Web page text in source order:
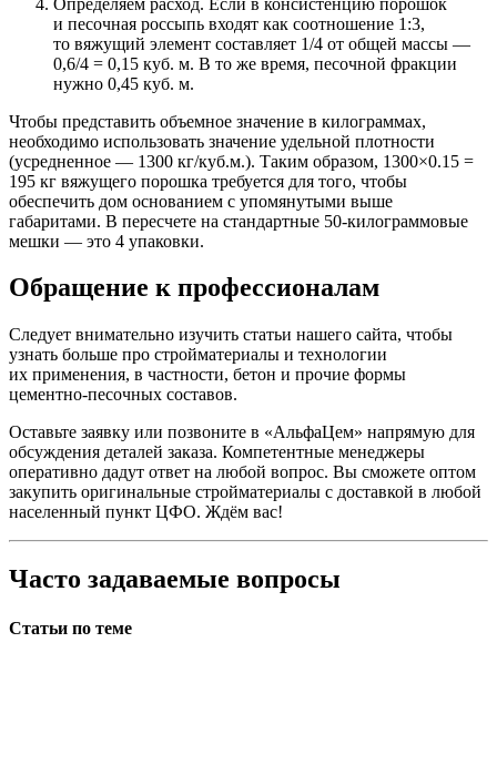
и песочная россыпь входят как соотношение 1:3,
то вяжущий элемент составляет 1/4 от общей массы —
0,6/4 = 0,15 куб. м. В то же время, песочной фракции
нужно 0,45 куб. м.
Чтобы представить объемное значение в килограммах,
необходимо использовать значение удельной плотности
(усредненное — 1300 кг/куб.м.). Таким образом, 1300×0.15 =
195 кг вяжущего порошка требуется для того, чтобы
обеспечить дом основанием с упомянутыми выше
габаритами. В пересчете на стандартные 50-килограммовые
мешки — это 4 упаковки.
Обращение к профессионалам
Следует внимательно изучить статьи нашего сайта, чтобы
узнать больше про стройматериалы и технологии
их применения, в частности, бетон и прочие формы
цементно-песочных составов.
Оставьте заявку или позвоните в «АльфаЦем» напрямую для
обсуждения деталей заказа. Компетентные менеджеры
оперативно дадут ответ на любой вопрос. Вы сможете оптом
закупить оригинальные стройматериалы с доставкой в любой
населенный пункт ЦФО. Ждём вас!
Часто задаваемые вопросы
Статьи по теме